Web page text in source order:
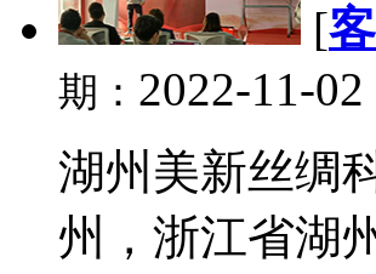
[
期： 2022-11-
湖州美新丝绸
州，浙江省湖